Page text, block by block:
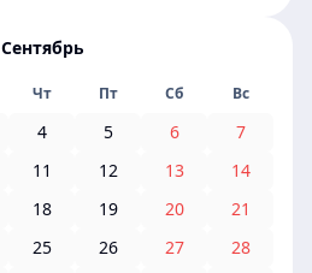
Сентябрь
Чт Пт Сб Вс
4 5 6
7
11 12 13
14
18 19 20
21
25 26 27
28